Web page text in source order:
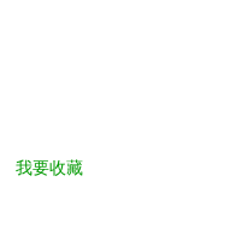
我要收藏